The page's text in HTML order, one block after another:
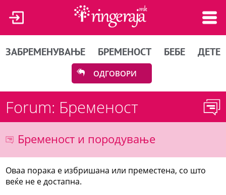
ЗАБРЕМЕНУВАЊЕ БРЕМЕНОСТ БЕБЕ ДЕТЕ
ОДГОВОРИ
Forum: Бременост
Бременост и породување
Оваа порака е избришана или преместена, со што
веќе не е достапна.